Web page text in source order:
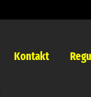
Kontakt